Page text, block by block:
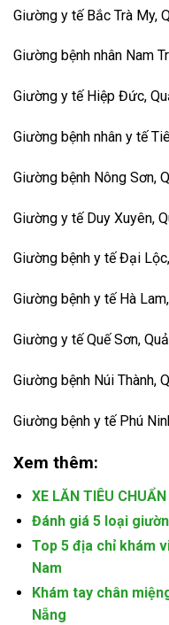
Giường y tế Bắc Trà My,
Giường bệnh nhân Nam
Giường y tế Hiệp Đức,
Giường bệnh nhân y tế
Giường bệnh Nông Sơn,
Giường y tế Duy Xuyên,
Giường bệnh y tế Đại
Giường bệnh y tế Hà
Giường y tế Quế Sơn,
Giường bệnh Núi Thành,
Giường bệnh y tế Phú
Xem thêm:
XE LĂN TIÊU
Đánh giá 5 loại
Top 5 địa chỉ khám
Nam
Khám tay chân
Nẵng